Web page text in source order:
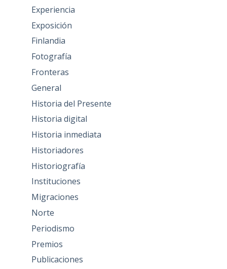
Experiencia
Exposición
Finlandia
Fotografía
Fronteras
General
Historia del Presente
Historia digital
Historia inmediata
Historiadores
Historiografía
Instituciones
Migraciones
Norte
Periodismo
Premios
Publicaciones